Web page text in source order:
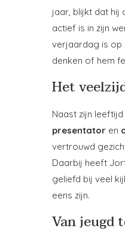
jaar, blijkt dat hij
actief is in zijn
verjaardag is op
denken of hem
Het
Naast zijn
presentator en
vertrouwd
Daarbij heeft
geliefd bij veel
eens zijn.
Van jeugd